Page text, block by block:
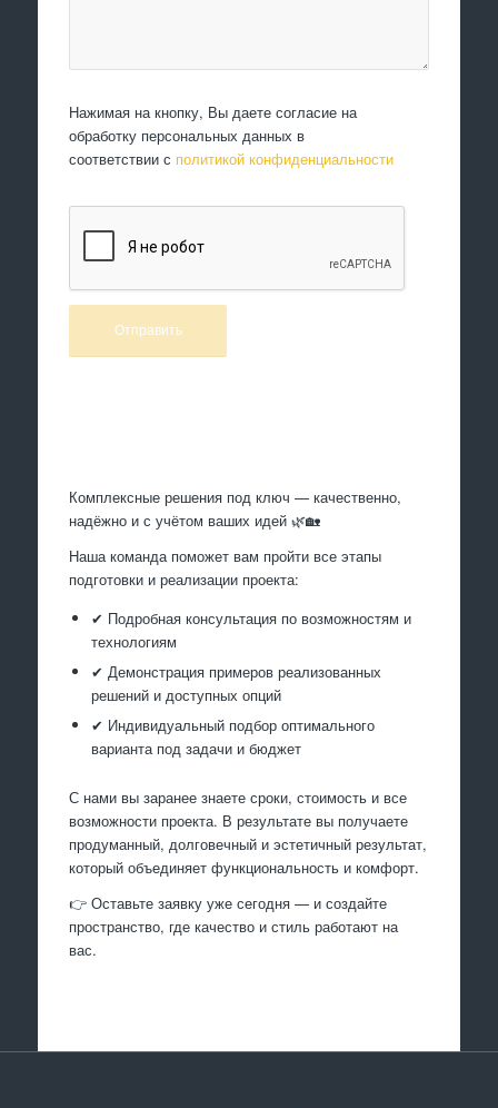
Нажимая на кнопку, Вы даете согласие на
обработку персональных данных в
соответствии с политикой конфиденциальности
Комплексные решения под ключ — качественно,
надёжно и с учётом ваших идей 🌿🏡
Наша команда поможет вам пройти все этапы
подготовки и реализации проекта:
✔ Подробная консультация по возможностям и
технологиям
✔ Демонстрация примеров реализованных
решений и доступных опций
✔ Индивидуальный подбор оптимального
варианта под задачи и бюджет
С нами вы заранее знаете сроки, стоимость и все
возможности проекта. В результате вы получаете
продуманный, долговечный и эстетичный результат,
который объединяет функциональность и комфорт.
👉 Оставьте заявку уже сегодня — и создайте
пространство, где качество и стиль работают на
вас.